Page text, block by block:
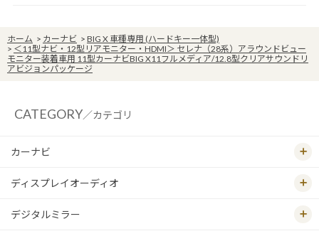
ホーム > カーナビ > BIG X 車種専用 (ハードキー一体型)
> ＜11型ナビ・12型リアモニター・HDMI＞ セレナ（28系）アラウンドビュー
モニター装着車用 11型カーナビBIG X11フルメディア/12.8型クリアサウンドリ
アビジョンパッケージ
CATEGORY／カテゴリ
カーナビ
ディスプレイオーディオ
デジタルミラー